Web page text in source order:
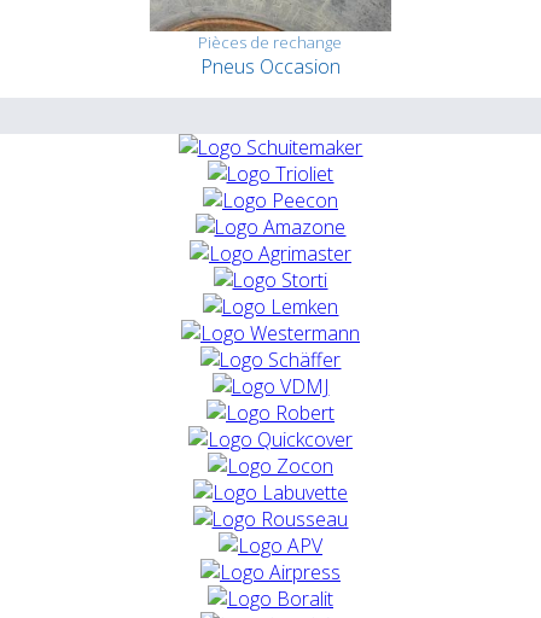
Pièces de rechange
Pneus Occasion